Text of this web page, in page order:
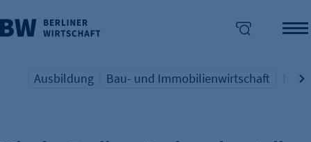
überspringen
Übersicht Schlagwort
Ausbildung
Übersicht Schlagwort
Bau- und Immobilienwirtschaft
DROHNEN IM DUAL USE-EINSATZ